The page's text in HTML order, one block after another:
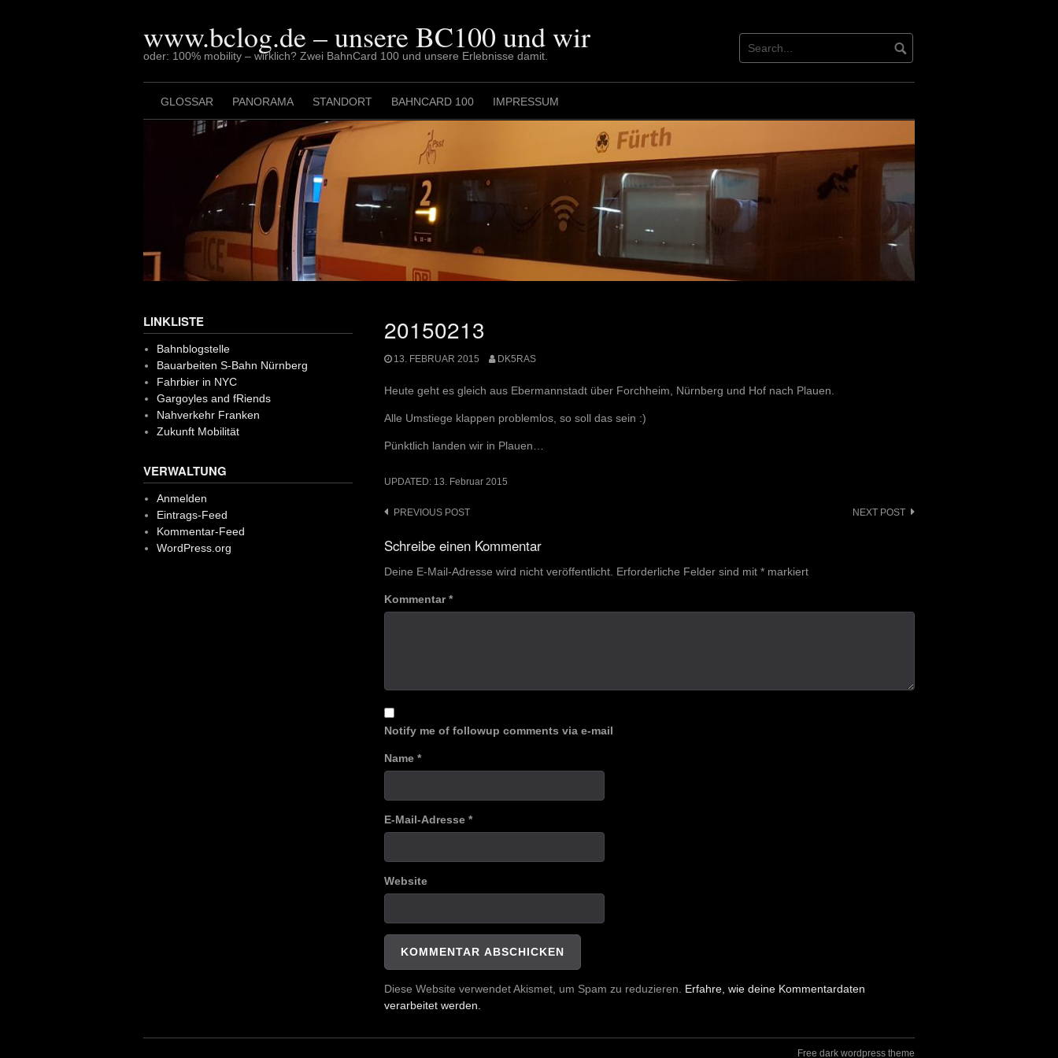
www.bclog.de – unsere BC100 und wir
oder: 100% mobility – wirklich? Zwei BahnCard 100 und unsere Erlebnisse damit.
GLOSSAR PANORAMA STANDORT BAHNCARD 100 IMPRESSUM
20150213
13. FEBRUAR 2015 DK5RAS
Heute geht es gleich aus Ebermannstadt über Forchheim, Nürnberg und Hof nach Plauen.
Alle Umstiege klappen problemlos, so soll das sein :)
Pünktlich landen wir in Plauen…
UPDATED: 13. Februar 2015
Post
navigation
PREVIOUS POST NEXT POST
Schreibe einen Kommentar
Deine E-Mail-Adresse wird nicht veröffentlicht. Erforderliche Felder sind mit * markiert
Kommentar*
Notify me of followup comments via e-mail
Name *
E-Mail-Adresse *
Website
Diese Website verwendet Akismet, um Spam zu reduzieren. Erfahre, wie deine Kommentardaten
verarbeitet werden.
LINKLISTE
Bahnblogstelle
Bauarbeiten S-Bahn Nürnberg
Fahrbier in NYC
Gargoyles and fRiends
Nahverkehr Franken
Zukunft Mobilität
VERWALTUNG
Anmelden
Eintrags-Feed
Kommentar-Feed
WordPress.org
Free dark wordpress theme